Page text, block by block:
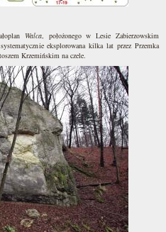
Walca, położonego w Lesie Zabierzowskim
eksplorowana kilka lat przez Przemka
Krzemińskim na czele.